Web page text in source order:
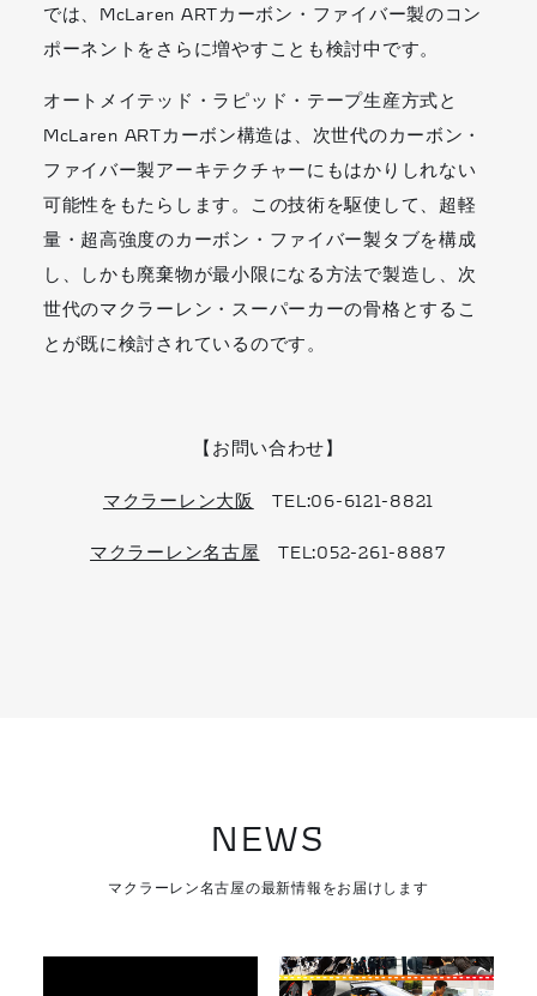
では、McLaren ARTカーボン・ファイバー製のコン
ポーネントをさらに増やすことも検討中です。
オートメイテッド・ラピッド・テープ生産方式と
McLaren ARTカーボン構造は、次世代のカーボン・
ファイバー製アーキテクチャーにもはかりしれない
可能性をもたらします。この技術を駆使して、超軽
量・超高強度のカーボン・ファイバー製タブを構成
し、しかも廃棄物が最小限になる方法で製造し、次
世代のマクラーレン・スーパーカーの骨格とするこ
とが既に検討されているのです。
【お問い合わせ】
マクラーレン大阪 TEL:06-6121-8821
マクラーレン名古屋 TEL:052-261-8887
NEWS
マクラーレン名古屋の最新情報をお届けします